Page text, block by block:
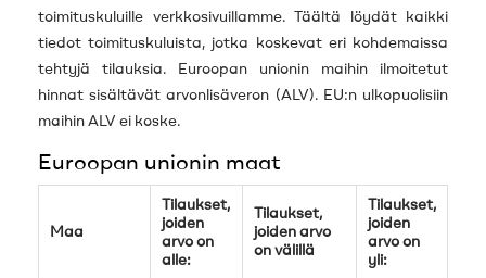
toimituskuluille verkkosivuillamme. Täältä löydät kaikki
tiedot toimituskuluista, jotka koskevat eri kohdemaissa
tehtyjä tilauksia. Euroopan unionin maihin ilmoitetut
hinnat sisältävät arvonlisäveron (ALV). EU:n ulkopuolisiin
maihin ALV ei koske.
Euroopan unionin maat
Maa
Tilaukset,
joiden
arvo on
alle:
Tilaukset,
joiden arvo
on välillä
Tilaukset,
joiden
arvo on
yli: